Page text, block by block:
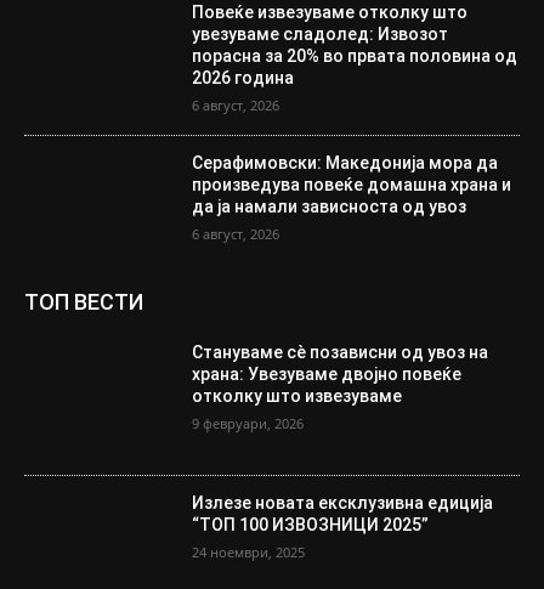
Повеќе извезуваме отколку што
увезуваме сладолед: Извозот
порасна за 20% во првата половина од
2026 година
6 август, 2026
Серафимовски: Македонија мора да
произведува повеќе домашна храна и
да ја намали зависноста од увоз
6 август, 2026
ТОП ВЕСТИ
Стануваме сè позависни од увоз на
храна: Увезуваме двојно повеќе
отколку што извезуваме
9 февруари, 2026
Излезе новата ексклузивна едиција
“ТОП 100 ИЗВОЗНИЦИ 2025”
24 ноември, 2025